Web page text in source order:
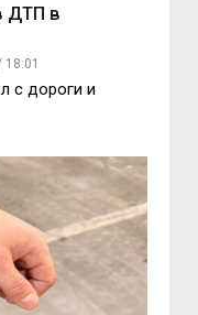
ДТП в
с дороги и